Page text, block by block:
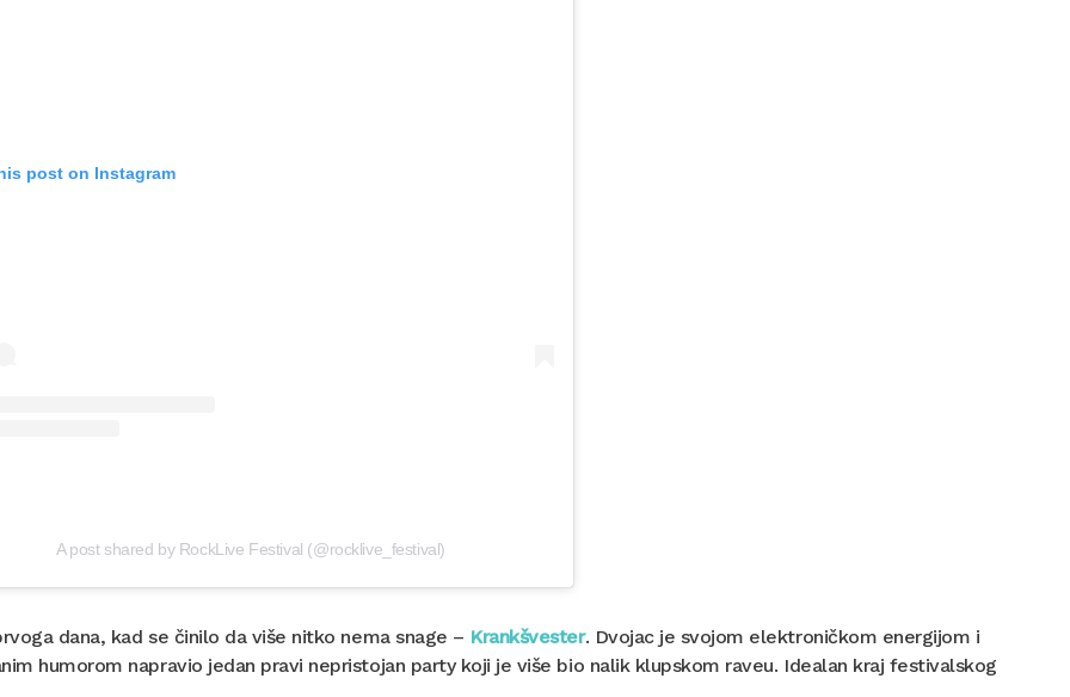
post on Instagram
A post shared by RockLive Festival (@rocklive_festival)
dana, kad se činilo da više nitko nema snage – Krankšvester. Dvojac je svojom elektroničkom energijom i
humorom napravio jedan pravi nepristojan party koji je više bio nalik klupskom raveu. Idealan kraj festivalskog